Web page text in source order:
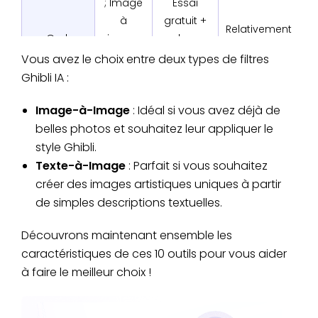
Grok
; Image
à
image
& Texte
Essai
gratuit +
plans
payants
Relativement
AI Mirror
Image
à
Non
Hyper
réaliste
Filtre Ghibli
de Vidnoz
AI
Image
à
image
Oui Haute
Fotor
Image
à
Essai
gratuit +
Vous avez le choix entre deux types de filtres
Ghibli IA :
Image-à-Image : Idéal si vous avez déjà de
belles photos et souhaitez leur appliquer le
style Ghibli.
Texte-à-Image : Parfait si vous souhaitez
créer des images artistiques uniques à partir
de simples descriptions textuelles.
Découvrons maintenant ensemble les
caractéristiques de ces 10 outils pour vous aider
à faire le meilleur choix !